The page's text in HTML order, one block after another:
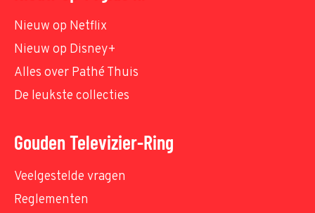
Nieuw op Netflix
Nieuw op Disney+
Alles over Pathé Thuis
De leukste collecties
Gouden Televizier-Ring
Veelgestelde vragen
Reglementen